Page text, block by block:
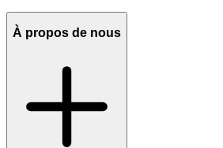
À propos de nous